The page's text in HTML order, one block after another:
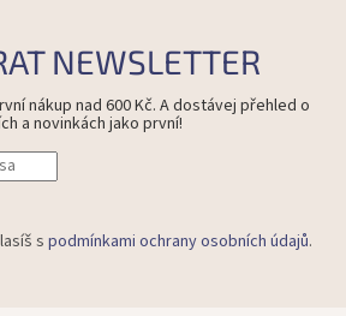
NEWSLETTER
nákup nad 600 Kč. A dostávej přehled o
a novinkách jako první!
s podmínkami ochrany osobních údajů.